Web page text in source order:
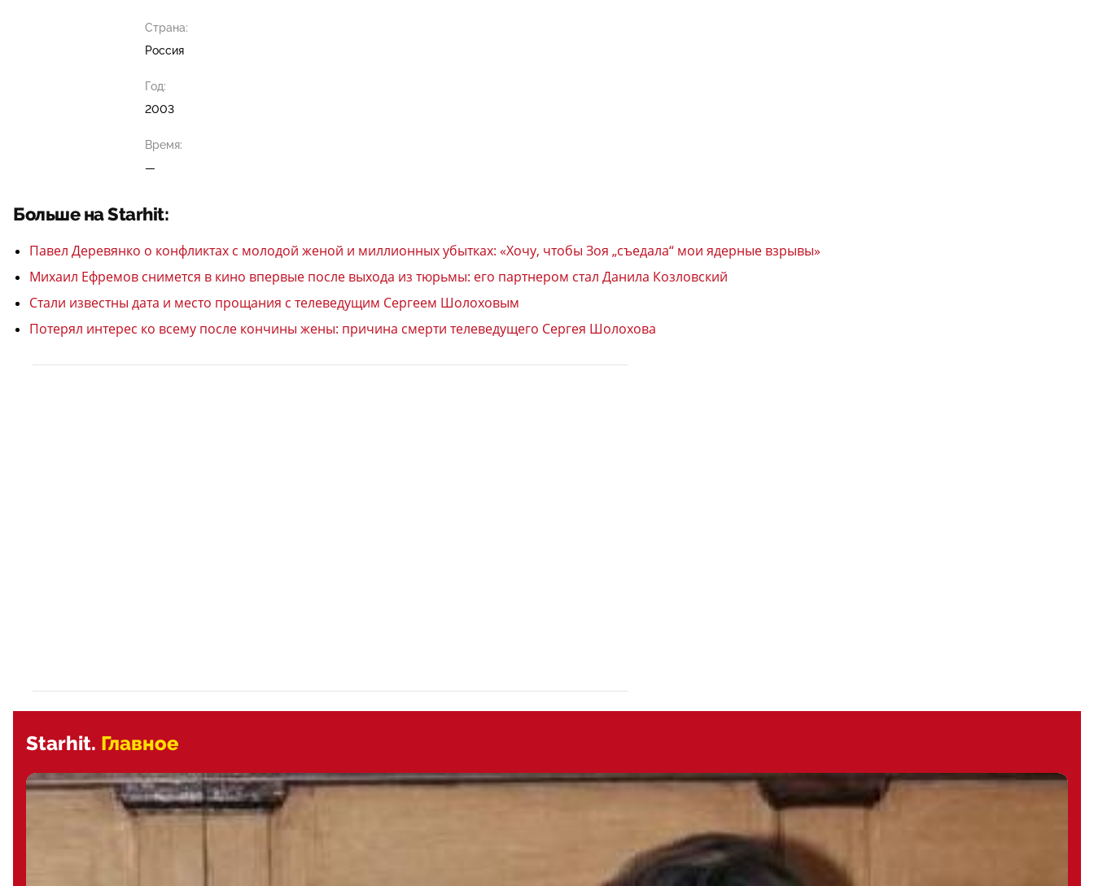
Страна:
Россия
Год:
2003
Время:
—
Больше на Starhit:
Павел Деревянко о конфликтах с молодой женой и миллионных убытках: «Хочу, чтобы Зоя „съедала“ мои ядерные взрывы»
Михаил Ефремов снимется в кино впервые после выхода из тюрьмы: его партнером стал Данила Козловский
Стали известны дата и место прощания с телеведущим Сергеем Шолоховым
Потерял интерес ко всему после кончины жены: причина смерти телеведущего Сергея Шолохова
Starhit. Главное